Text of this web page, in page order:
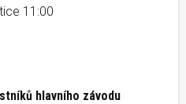
11:00
hlavního závodu